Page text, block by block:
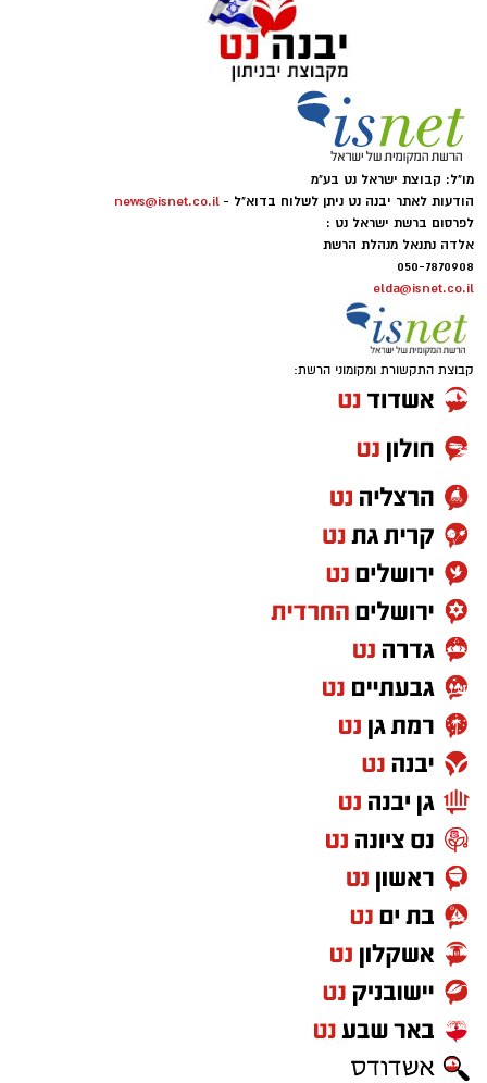
מו"ל: קבוצת ישראל נט בע"מ
הודעות לאתר יבנה נט ניתן לשלוח בדוא"ל - news@isnet.co.il
לפרסום ברשת ישראל נט :
אלדה נתנאל מנהלת הרשת
050-7870908
elda@isnet.co.il
קבוצת התקשורת ומקומוני הרשת: